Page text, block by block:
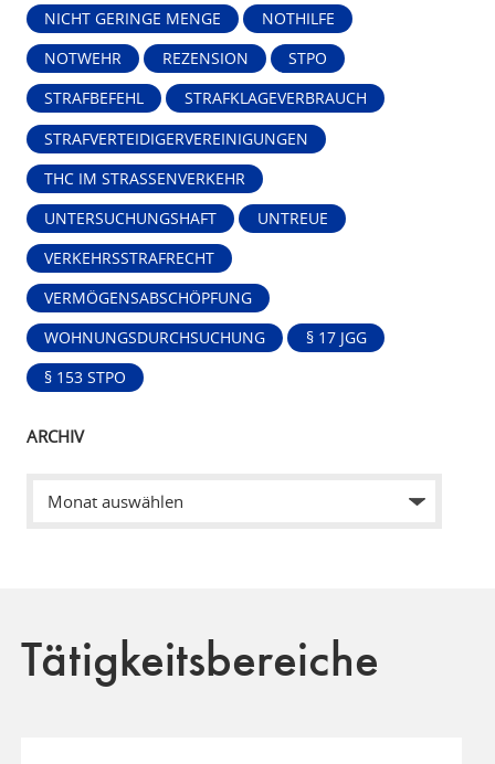
NICHT GERINGE MENGE NOTHILFE
NOTWEHR REZENSION STPO
STRAFBEFEHL STRAFKLAGEVERBRAUCH
STRAFVERTEIDIGERVEREINIGUNGEN
THC IM STRASSENVERKEHR
UNTERSUCHUNGSHAFT UNTREUE
VERKEHRSSTRAFRECHT
VERMÖGENSABSCHÖPFUNG
WOHNUNGSDURCHSUCHUNG § 17 JGG
§ 153 STPO
ARCHIV
Tätigkeitsbereiche